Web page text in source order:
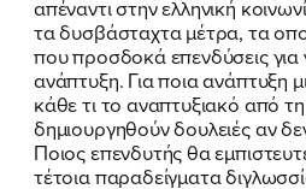
απέναντι στην ελληνική
τα δυσβάσταχτα μέτρα, τα
που προσδοκά επενδύσεις για
ανάπτυξη. Για ποια ανάπτυξη
κάθε τι το αναπτυξιακό από
δημιουργηθούν δουλειές αν
Ποιος επενδυτής θα
τέτοια παραδείγματα